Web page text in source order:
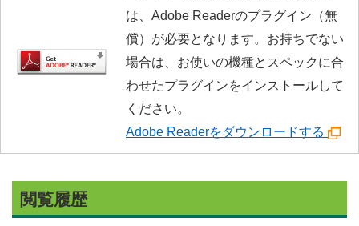
は、Adobe Readerのプラグイン（無
償）が必要となります。お持ちでない
場合は、お使いの機種とスペックに合
わせたプラグインをインストールして
ください。
Adobe Readerをダウンロードする
閲覧履歴